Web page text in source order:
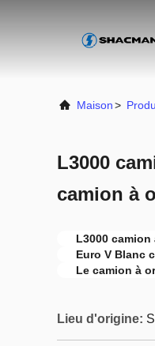
Maison>
L3000
camion à
L3000
Euro V Blanc
Le camion à
Lieu d'origine: